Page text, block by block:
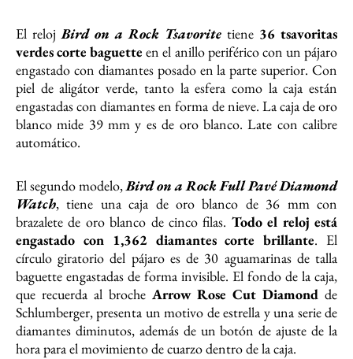
El relojBird on a Rock Tsavorite tiene 36 tsavoritas
verdes corte baguetteen el anillo periférico con un pájaro
engastado con diamantes posado en la parte superior. Con
piel de aligátor verde, tanto la esfera como la caja están
engastadas con diamantes en forma de nieve. La caja de oro
blanco mide 39 mm y es de oro blanco. Late con calibre
automático.
El segundo modelo,Bird on a Rock Full Pavé Diamond
Watch, tiene una caja de oro blanco de 36 mm con
brazalete de oro blanco de cinco filas. Todo el reloj está
engastado con 1,362 diamantes corte brillante. El
círculo giratorio del pájaro es de 30 aguamarinas de talla
baguette engastadas de forma invisible. El fondo de la caja,
que recuerda al broche Arrow Rose Cut Diamond de
Schlumberger, presenta un motivo de estrella y una serie de
diamantes diminutos, además de un botón de ajuste de la
hora para el movimiento de cuarzo dentro de la caja.